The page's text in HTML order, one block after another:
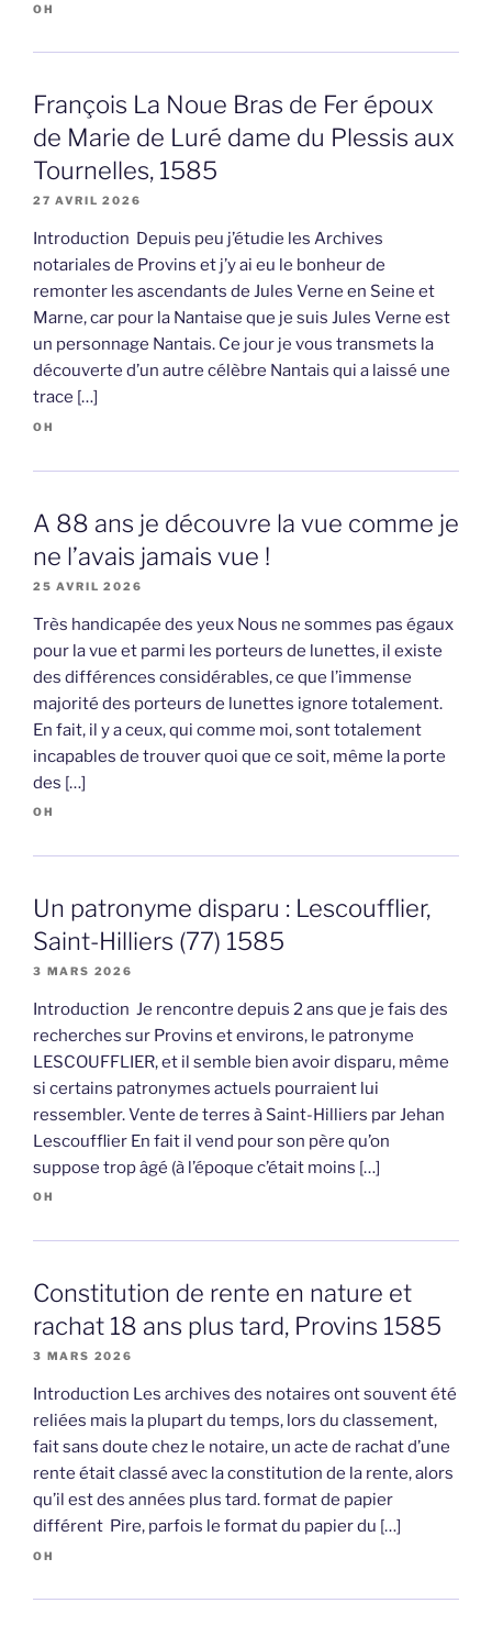
OH
François La Noue Bras de Fer époux
de Marie de Luré dame du Plessis aux
Tournelles, 1585
27 AVRIL 2026
Introduction Depuis peu j’étudie les Archives
notariales de Provins et j’y ai eu le bonheur de
remonter les ascendants de Jules Verne en Seine et
Marne, car pour la Nantaise que je suis Jules Verne est
un personnage Nantais. Ce jour je vous transmets la
découverte d’un autre célèbre Nantais qui a laissé une
trace […]
OH
A 88 ans je découvre la vue comme je
ne l’avais jamais vue !
25 AVRIL 2026
Très handicapée des yeux Nous ne sommes pas égaux
pour la vue et parmi les porteurs de lunettes, il existe
des différences considérables, ce que l’immense
majorité des porteurs de lunettes ignore totalement.
En fait, il y a ceux, qui comme moi, sont totalement
incapables de trouver quoi que ce soit, même la porte
des […]
OH
Un patronyme disparu : Lescoufflier,
Saint-Hilliers (77) 1585
3 MARS 2026
Introduction Je rencontre depuis 2 ans que je fais des
recherches sur Provins et environs, le patronyme
LESCOUFFLIER, et il semble bien avoir disparu, même
si certains patronymes actuels pourraient lui
ressembler. Vente de terres à Saint-Hilliers par Jehan
Lescoufflier En fait il vend pour son père qu’on
suppose trop âgé (à l’époque c’était moins […]
OH
Constitution de rente en nature et
rachat 18 ans plus tard, Provins 1585
3 MARS 2026
Introduction Les archives des notaires ont souvent été
reliées mais la plupart du temps, lors du classement,
fait sans doute chez le notaire, un acte de rachat d’une
rente était classé avec la constitution de la rente, alors
qu’il est des années plus tard. format de papier
différent Pire, parfois le format du papier du […]
OH